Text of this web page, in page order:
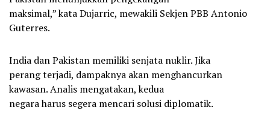
maksimal,” kata Dujarric, mewakili Sekjen PBB Antonio
Guterres.
India dan Pakistan memiliki senjata nuklir. Jika
perang terjadi, dampaknya akan menghancurkan
kawasan. Analis mengatakan, kedua
negara harus segera mencari solusi diplomatik.